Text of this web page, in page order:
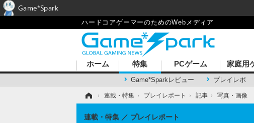
ハードコアゲーマーのためのWebメディア
ホーム 特集
Game*Sparkレビュー プレイレポ
PCゲーム 家庭用
› 連載・特集 › プレイレポート › 記事 › 写真・画像
連載・特集 プレイレポート
Game*Spark